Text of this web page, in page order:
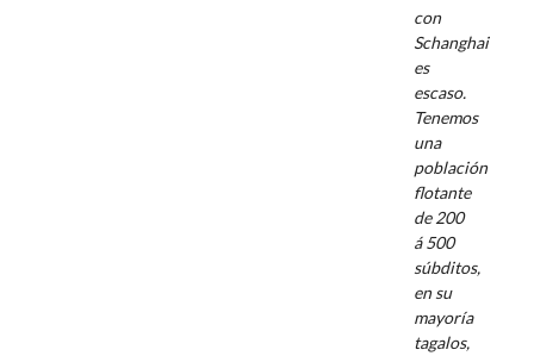
con
Schanghai
es
escaso.
Tenemos
una
población
flotante
de 200
á 500
súbditos,
en su
mayoría
tagalos,